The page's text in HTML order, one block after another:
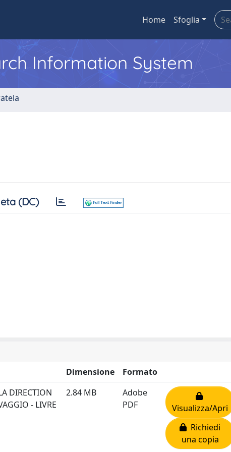
Home Sfoglia
Information System
(DC)
Dimensione
Formato
DIRECTION
- LIVRE
2.84 MB
Adobe
PDF
Visualizza/Apri
Richiedi
una copia